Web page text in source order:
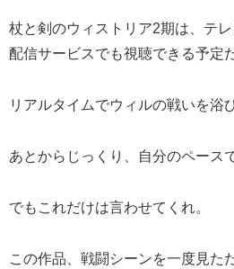
杖と剣のウィストリア2期は、テ
配信サービスでも視聴できる予定だ
リアルタイムでウィルの戦いを浴
あとからじっくり、自分のペース
でもこれだけは言わせてくれ。
この作品、戦闘シーンを一度見た